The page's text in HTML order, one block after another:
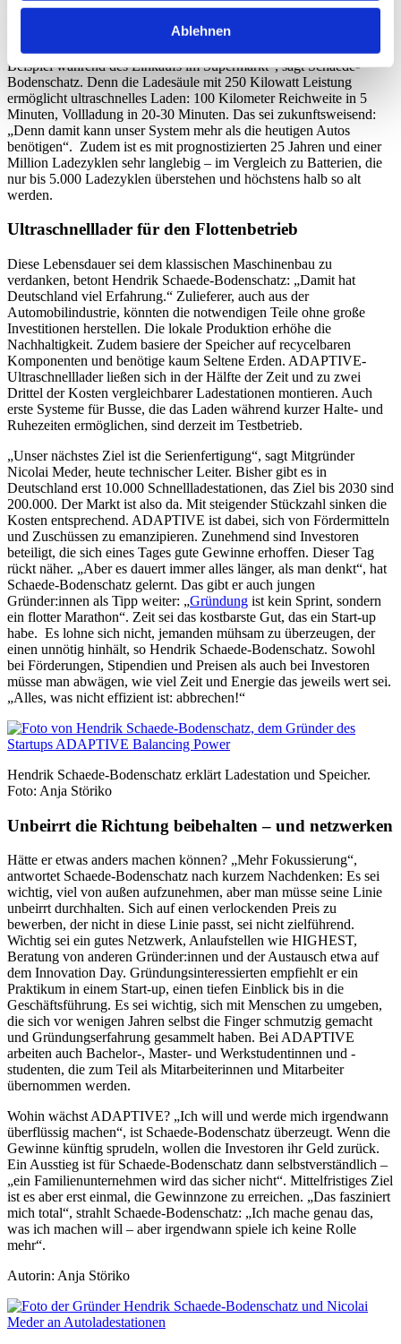
Ablehnen
schnell montiert und arbeitet mit Niederspannung, die überall
verfügbar ist. „Damit bringen wir das Laden in den Alltag, zum
Beispiel während des Einkaufs im Supermarkt“, sagt Schaede-
Bodenschatz. Denn die Ladesäule mit 250 Kilowatt Leistung
ermöglicht ultraschnelles Laden: 100 Kilometer Reichweite in 5
Minuten, Vollladung in 20-30 Minuten. Das sei zukunftsweisend:
„Denn damit kann unser System mehr als die heutigen Autos
benötigen“. Zudem ist es mit prognostizierten 25 Jahren und einer
Million Ladezyklen sehr langlebig – im Vergleich zu Batterien, die
nur bis 5.000 Ladezyklen überstehen und höchstens halb so alt
werden.
Ultraschnelllader für den Flottenbetrieb
Diese Lebensdauer sei dem klassischen Maschinenbau zu
verdanken, betont Hendrik Schaede-Bodenschatz: „Damit hat
Deutschland viel Erfahrung.“ Zulieferer, auch aus der
Automobilindustrie, könnten die notwendigen Teile ohne große
Investitionen herstellen. Die lokale Produktion erhöhe die
Nachhaltigkeit. Zudem basiere der Speicher auf recycelbaren
Komponenten und benötige kaum Seltene Erden. ADAPTIVE-
Ultraschnelllader ließen sich in der Hälfte der Zeit und zu zwei
Drittel der Kosten vergleichbarer Ladestationen montieren. Auch
erste Systeme für Busse, die das Laden während kurzer Halte- und
Ruhezeiten ermöglichen, sind derzeit im Testbetrieb.
„Unser nächstes Ziel ist die Serienfertigung“, sagt Mitgründer
Nicolai Meder, heute technischer Leiter. Bisher gibt es in
Deutschland erst 10.000 Schnellladestationen, das Ziel bis 2030 sind
200.000. Der Markt ist also da. Mit steigender Stückzahl sinken die
Kosten entsprechend. ADAPTIVE ist dabei, sich von Fördermitteln
und Zuschüssen zu emanzipieren. Zunehmend sind Investoren
beteiligt, die sich eines Tages gute Gewinne erhoffen. Dieser Tag
rückt näher. „Aber es dauert immer alles länger, als man denkt“, hat
Schaede-Bodenschatz gelernt. Das gibt er auch jungen
Gründer:innen als Tipp weiter: „Gründung ist kein Sprint, sondern
ein flotter Marathon“. Zeit sei das kostbarste Gut, das ein Start-up
habe. Es lohne sich nicht, jemanden mühsam zu überzeugen, der
einen unnötig hinhält, so Hendrik Schaede-Bodenschatz. Sowohl
bei Förderungen, Stipendien und Preisen als auch bei Investoren
müsse man abwägen, wie viel Zeit und Energie das jeweils wert sei.
„Alles, was nicht effizient ist: abbrechen!“
Hendrik Schaede-Bodenschatz erklärt Ladestation und Speicher.
Foto: Anja Störiko
Unbeirrt die Richtung beibehalten – und netzwerken
Hätte er etwas anders machen können? „Mehr Fokussierung“,
antwortet Schaede-Bodenschatz nach kurzem Nachdenken: Es sei
wichtig, viel von außen aufzunehmen, aber man müsse seine Linie
unbeirrt durchhalten. Sich auf einen verlockenden Preis zu
bewerben, der nicht in diese Linie passt, sei nicht zielführend.
Wichtig sei ein gutes Netzwerk, Anlaufstellen wie HIGHEST,
Beratung von anderen Gründer:innen und der Austausch etwa auf
dem Innovation Day. Gründungsinteressierten empfiehlt er ein
Praktikum in einem Start-up, einen tiefen Einblick bis in die
Geschäftsführung. Es sei wichtig, sich mit Menschen zu umgeben,
die sich vor wenigen Jahren selbst die Finger schmutzig gemacht
und Gründungserfahrung gesammelt haben. Bei ADAPTIVE
arbeiten auch Bachelor-, Master- und Werkstudentinnen und -
studenten, die zum Teil als Mitarbeiterinnen und Mitarbeiter
übernommen werden.
Wohin wächst ADAPTIVE? „Ich will und werde mich irgendwann
überflüssig machen“, ist Schaede-Bodenschatz überzeugt. Wenn die
Gewinne künftig sprudeln, wollen die Investoren ihr Geld zurück.
Ein Ausstieg ist für Schaede-Bodenschatz dann selbstverständlich –
„ein Familienunternehmen wird das sicher nicht“. Mittelfristiges Ziel
ist es aber erst einmal, die Gewinnzone zu erreichen. „Das fasziniert
mich total“, strahlt Schaede-Bodenschatz: „Ich mache genau das,
was ich machen will – aber irgendwann spiele ich keine Rolle
mehr“.
Autorin: Anja Störiko